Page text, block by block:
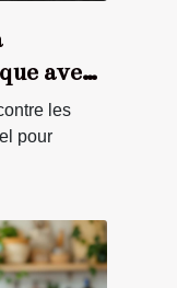
avec
?les
pour